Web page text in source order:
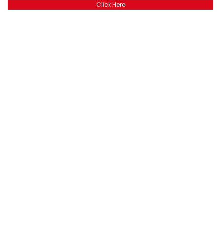
Click Here